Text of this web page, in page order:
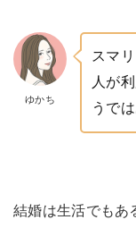
ゆかち
スマ
人が
うで
結婚は生活でもあ